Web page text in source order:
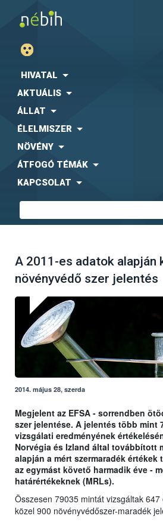
HIVATAL
AKTUÁLIS
ÁLLAT
ÉLELMISZER
NÖVÉNY
ÁTFOGÓ TÉMÁK
KAPCSOLAT
A 2011-es adatok alapján
növényvédő szer jelentés
2014. május 28, szerda
Megjelent az EFSA - sorrendben
szer jelentése. A jelentés több mint
vizsgálati eredményének
Norvégia és Izland által továbbított
alapján a mért szermaradék értékek
az egymást követő harmadik éve -
határértékeknek (MRLs).
Összesen 79035 mintát vizsgáltak
közel 900 növényvédőszer-maradék